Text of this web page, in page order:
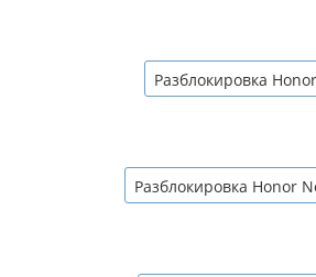
Разблокировка
Разблокировка Honor